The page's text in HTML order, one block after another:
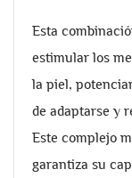
Esta
estimular los
la piel,
de adaptarse y
Este complejo
garantiza su